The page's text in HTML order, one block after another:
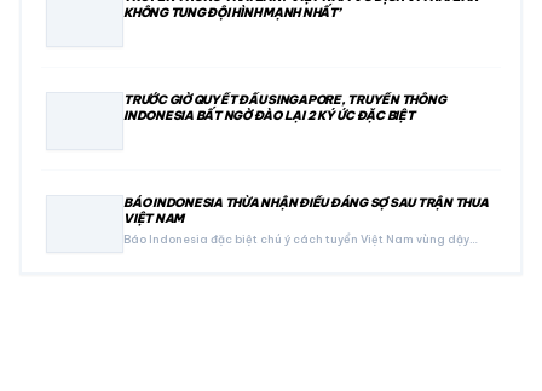
KHÔNG TUNG ĐỘI HÌNH MẠNH NHẤT’
TRƯỚC GIỜ QUYẾT ĐẤU SINGAPORE, TRUYỀN THÔNG
INDONESIA BẤT NGỜ ĐÀO LẠI 2 KÝ ỨC ĐẶC BIỆT
BÁO INDONESIA THỪA NHẬN ĐIỀU ĐÁNG SỢ SAU TRẬN THUA
VIỆT NAM
Báo Indonesia đặc biệt chú ý cách tuyển Việt Nam vùng dậy…